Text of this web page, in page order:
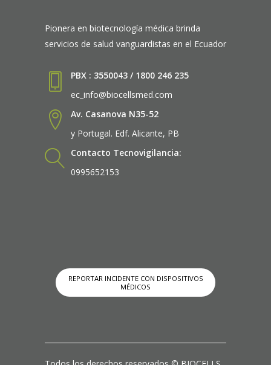
Pionera en biotecnología médica brinda
servicios de salud vanguardistas en el Ecuador
PBX : 3550043 / 1800 246 235
ec_info@biocellsmed.com
Av. Casanova N35-52
y Portugal. Edf. Alicante, PB
Contacto Tecnovigilancia:
0995652153
REPORTAR INCIDENTE CON DISPOSITIVOS
MÉDICOS